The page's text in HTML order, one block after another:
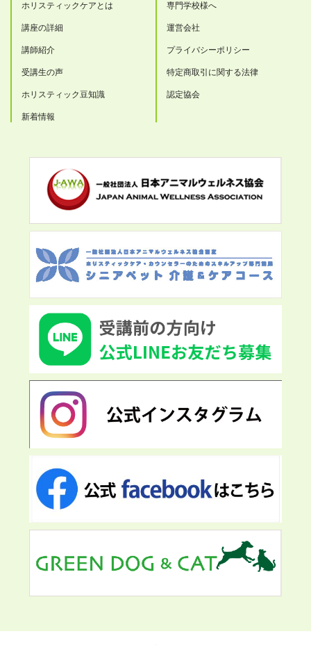
ホリスティックケアとは
講座の詳細
講師紹介
受講生の声
ホリスティック豆知識
新着情報
専門学校様へ
運営会社
プライバシーポリシー
特定商取引に関する法律
認定協会